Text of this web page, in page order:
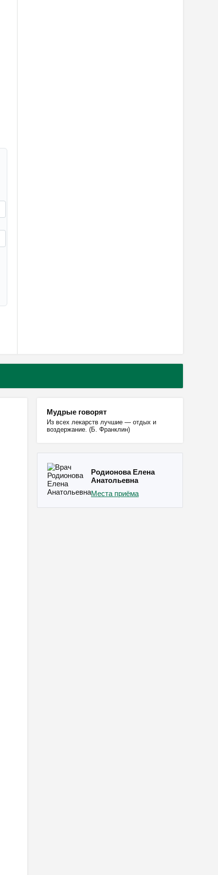
Мудрые говорят
Из всех лекарств лучшие — отдых и
воздержание. (Б. Франклин)
Родионова Елена
Анатольевна
Места приёма